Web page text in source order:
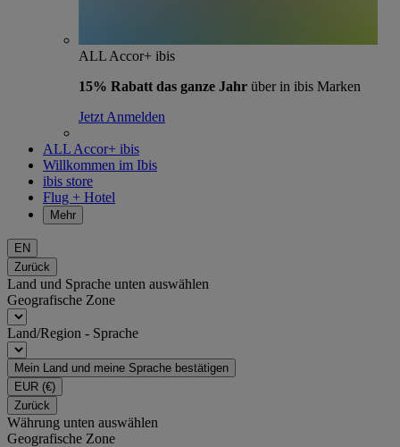
ALL Accor+ ibis
15% Rabatt das ganze Jahr über in ibis Marken
Jetzt Anmelden
ALL Accor+ ibis
Willkommen im Ibis
ibis store
Flug + Hotel
Mehr
EN
Zurück
Land und Sprache unten auswählen
Geografische Zone
Land/Region - Sprache
Mein Land und meine Sprache bestätigen
EUR (€)
Zurück
Währung unten auswählen
Geografische Zone